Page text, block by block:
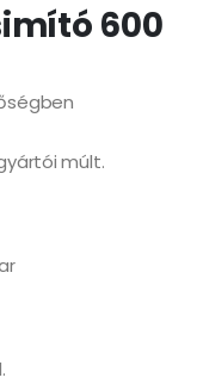
600
múlt.